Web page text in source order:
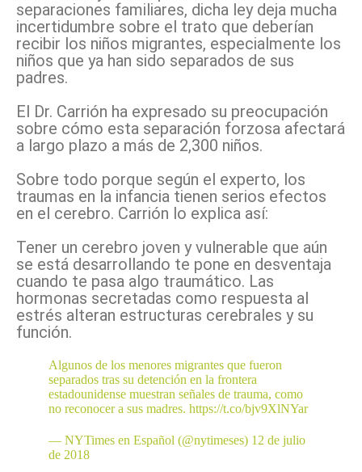
separaciones familiares, dicha ley deja mucha
incertidumbre sobre el trato que deberían
recibir los niños migrantes, especialmente los
niños que ya han sido separados de sus
padres.
El Dr. Carrión ha expresado su preocupación
sobre cómo esta separación forzosa afectará
a largo plazo a más de 2,300 niños.
Sobre todo porque según el experto, los
traumas en la infancia tienen serios efectos
en el cerebro. Carrión lo explica así:
Tener un cerebro joven y vulnerable que aún
se está desarrollando te pone en desventaja
cuando te pasa algo traumático. Las
hormonas secretadas como respuesta al
estrés alteran estructuras cerebrales y su
función.
Algunos de los menores migrantes que fueron
separados tras su detención en la frontera
estadounidense muestran señales de trauma, como
no reconocer a sus madres. https://t.co/bjv9XlNYar
— NYTimes en Español (@nytimeses) 12 de julio
de 2018